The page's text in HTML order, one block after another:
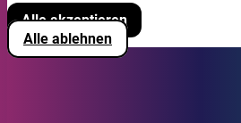
Alle akzeptieren
Alle ablehnen